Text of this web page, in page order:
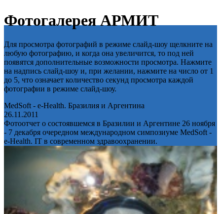
Фотогалерея АРМИТ
Для просмотра фотографий в режиме слайд-шоу щелкните на
любую фотографию, и когда она увеличится, то под ней
появятся дополнительные возможности просмотра. Нажмите
на надпись слайд-шоу и, при желании, нажмите на число от 1
до 5, что означает количество секунд просмотра каждой
фотографии в режиме слайд-шоу.
MedSoft - e-Health. Бразилия и Аргентина
26.11.2011
Фотоотчет о состоявшемся в Бразилии и Аргентине 26 ноября
- 7 декабря очередном международном симпозиуме MedSoft -
e-Health. IT в современном здравоохранении.